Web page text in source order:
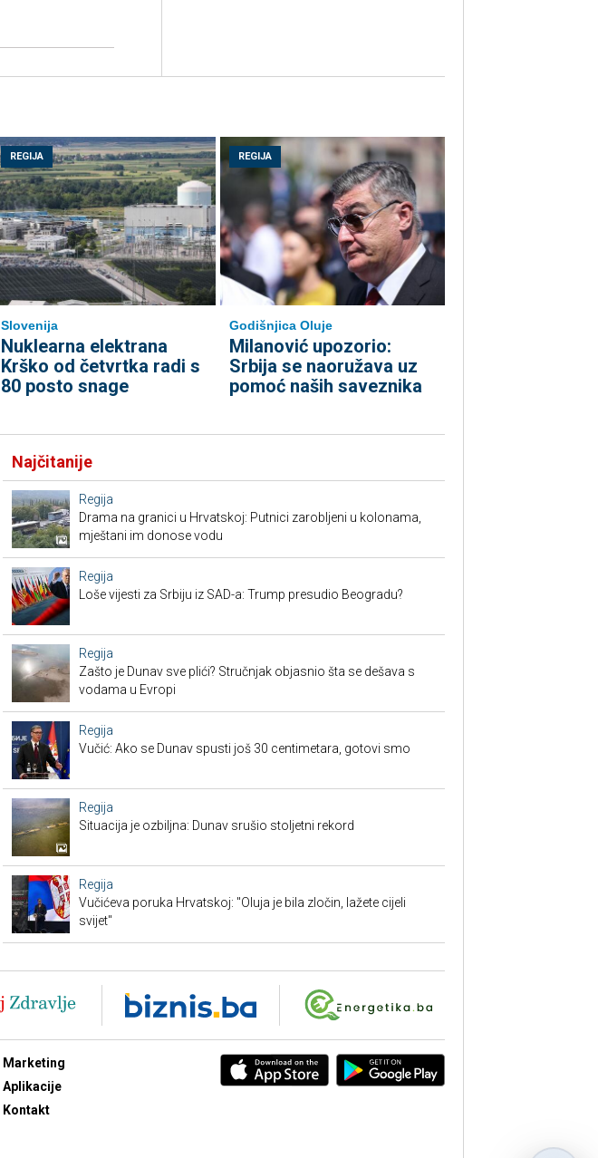
REGIJA
Slovenija
Nuklearna elektrana
Krško od četvrtka radi s
80 posto snage
REGIJA
Godišnjica Oluje
Milanović upozorio:
Srbija se naoružava uz
pomoć naših saveznika
Najčitanije
Regija
Drama na granici u Hrvatskoj: Putnici zarobljeni u kolonama,
mještani im donose vodu
Regija
Loše vijesti za Srbiju iz SAD-a: Trump presudio Beogradu?
Regija
Zašto je Dunav sve plići? Stručnjak objasnio šta se dešava s
vodama u Evropi
Regija
Vučić: Ako se Dunav spusti još 30 centimetara, gotovi smo
Regija
Situacija je ozbiljna: Dunav srušio stoljetni rekord
Regija
Vučićeva poruka Hrvatskoj: "Oluja je bila zločin, lažete cijeli
svijet"
Marketing
Aplikacije
Kontakt